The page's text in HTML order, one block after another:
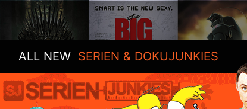
ALL NEW SERIEN & DOKUJUNKIES